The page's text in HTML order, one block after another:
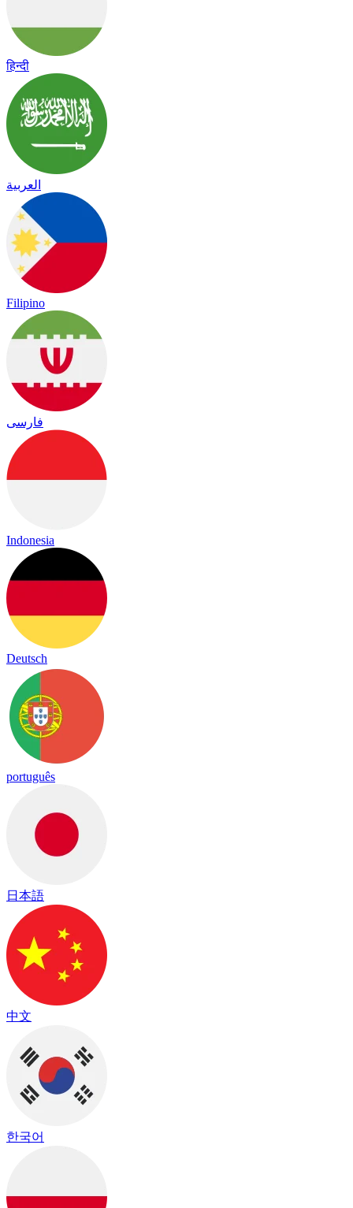
हिन्दी
العربية
Filipino
فارسی
Indonesia
Deutsch
português
日本語
中文
한국어